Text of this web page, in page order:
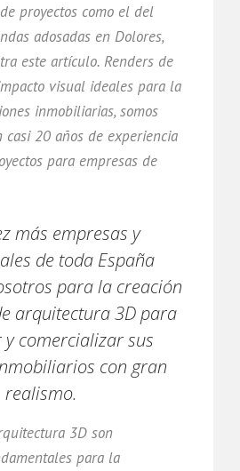
proyectos como el del
adosadas en Dolores,
este artículo. Renders de
visual ideales para la
inmobiliarias, somos
casi 20 años de experiencia
para empresas de
más empresas y
de toda España
para la creación
arquitectura 3D para
comercializar sus
con gran
realismo.
3D son
para la